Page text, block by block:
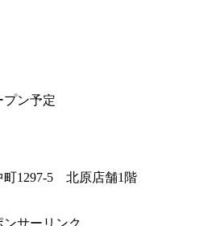
プン予定
町1297-5 北原店舗1階